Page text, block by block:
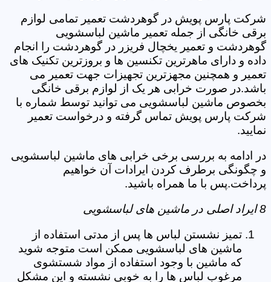
شرکت پارس پویش در گوهردشت تعمیر تمامی لوازم
برقی خانگی از جمله تعمیر ماشین لباسشویی
گوهردشت و تعمیر یخچال فریزر در گوهردشت را انجام
داده و دارای ماهرترین تکنسین ها و بروزترین تکنیک های
تعمیر و همچنین مجهزترین تجهیزات جهت تعمیر می
باشد.در صورت خرابی هر یک از لوازم برقی خانگی
بخصوص ماشین لباسشویی می توانید توسط شماره با
شرکت پارس پویش تماس گرفته و درخواست تعمیر
نمایید.
در ادامه به بررسی برخی خرابی های ماشین لباسشویی
و چگونگی برطرف کردن ایرادات آن خواهیم
پرداخت.پس با ما همراه باشید.
8 ایراد اصلی در ماشین های لباسشویی
تمیز نشستن لباس ها پس از مدتی استفاده از
ماشین های لباسشویی ممکن است متوجه شوید
که ماشین با وجود استفاده از مواد شستشوی
مرغوب لباس ها را به خوبی نشسته و این مشکل